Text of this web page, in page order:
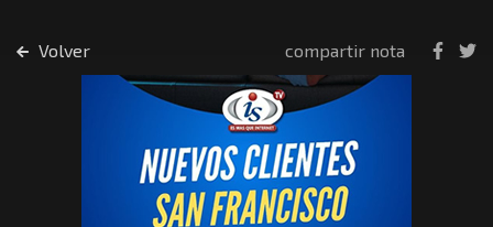
Volver compartir nota